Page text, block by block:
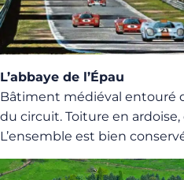
L’abbaye de l’Épau
Bâtiment médiéval entouré
du circuit. Toiture en
L’ensemble est bien